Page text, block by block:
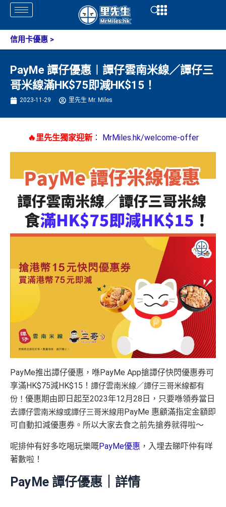
Skip
content
Open
信用卡優惠 >
PayMe 譚仔優惠︱譚仔雲南米線／譚仔三
哥米線滿HK$75即減HK$15！
2023-11-29 里先生 Mr. Miles
🔥里先生獨家迎新： MrMiles.hk/welcome-offer
PayMe推出譚仔優惠，喺PayMe App搶譚仔快閃優惠券可
享滿HK$75減HK$15！ 譚仔雲南米線／譚仔三哥米線都有
份！ 優惠期由即日起至2023年12月28日，只要喺領券當日
去譚仔雲南米線或譚仔三哥米線用 PayMe 惠顧滿指定金額即
可自動扣減優惠券。所以大家去食之前先搶券就得啦～
呢排仲有好多吃喝玩樂嘅PayMe優惠 ，入埋去睇吓仲有咩
著數啦！
PayMe 譚仔優惠｜詳情